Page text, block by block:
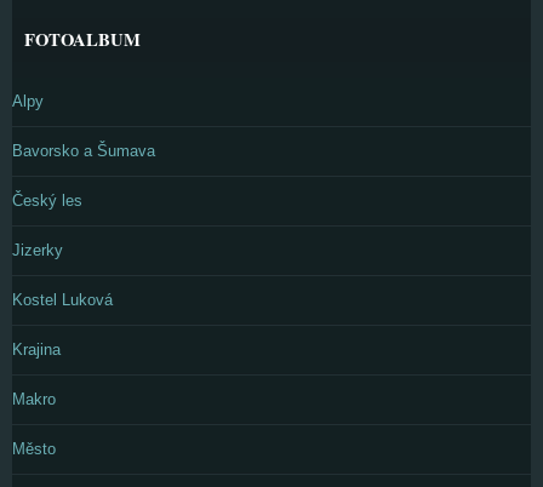
FOTOALBUM
Alpy
Bavorsko a Šumava
Český les
Jizerky
Kostel Luková
Krajina
Makro
Město